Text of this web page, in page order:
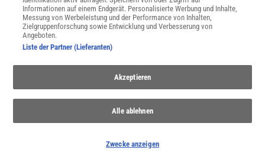
unser Gemüt? Das Wetter bestimmt unseren Alltag.
Informationen auf einem Endgerät. Personalisierte Werbung und Inhalte,
Messung von Werbeleistung und der Performance von Inhalten,
Zielgruppenforschung sowie Entwicklung und Verbesserung von
Angeboten.
Liste der Partner (Lieferanten)
Akzeptieren
Alle ablehnen
Zwecke anzeigen